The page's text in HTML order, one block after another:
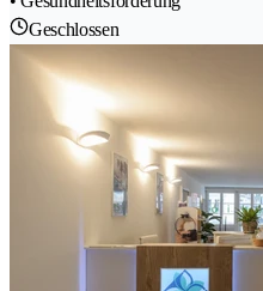
Geschlossen